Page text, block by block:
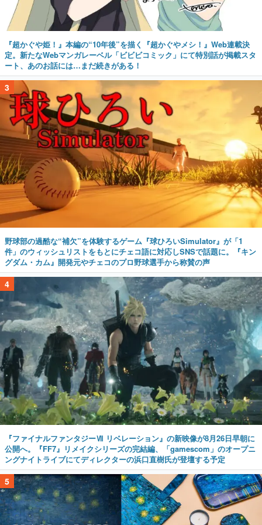
『超かぐや姫！』本編の“10年後”を描く『超かぐやメシ！』Web連載決
定。新たなWebマンガレーベル「ビビビコミック」にて特別話が掲載スタ
ート、あのお話には…まだ続きがある！
3
野球部の過酷な“補欠”を体験するゲーム『球ひろいSimulator』が「1
件」のウィッシュリストをもとにチェコ語に対応しSNSで話題に。『キン
グダム・カム』開発元やチェコのプロ野球選手から称賛の声
4
『ファイナルファンタジーⅦ リベレーション』の新映像が8月26日早朝に
公開へ。『FF7』リメイクシリーズの完結編、「gamescom」のオープニ
ングナイトライブにてディレクターの浜口直樹氏が登壇する予定
5